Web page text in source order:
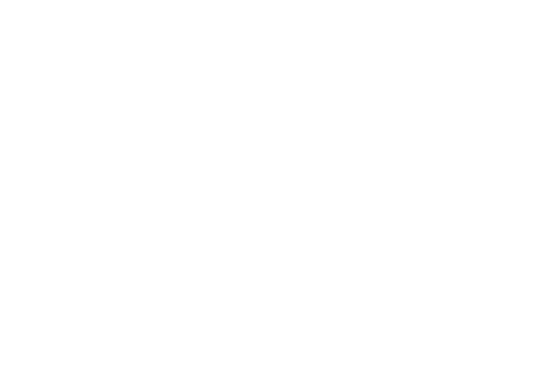
em Sintético